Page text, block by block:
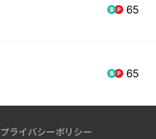
65
65
プライバシーポリシー